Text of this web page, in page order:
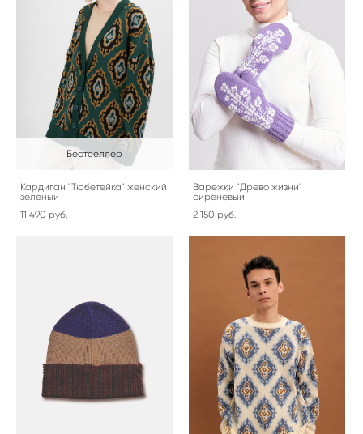
Бестселлер
Кардиган "Тюбетейка" женский
зеленый
11 490 pуб.
Варежки "Древо жизни"
сиреневый
2 150 pуб.